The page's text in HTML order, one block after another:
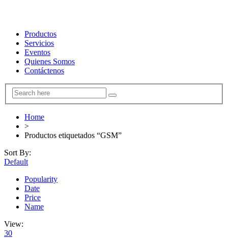
Productos
Servicios
Eventos
Quienes Somos
Contáctenos
Home
>
Productos etiquetados “GSM”
Sort By:
Default
Popularity
Date
Price
Name
View:
30